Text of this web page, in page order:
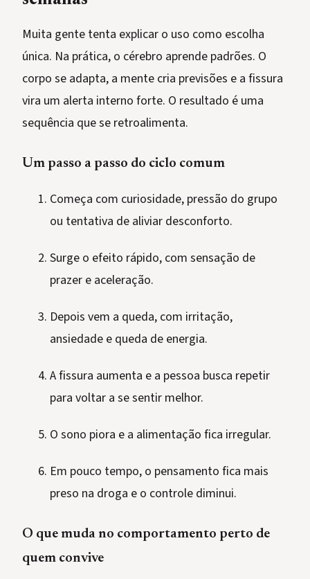
Muita gente tenta explicar o uso como escolha
única. Na prática, o cérebro aprende padrões. O
corpo se adapta, a mente cria previsões e a fissura
vira um alerta interno forte. O resultado é uma
sequência que se retroalimenta.
Um passo a passo do ciclo comum
Começa com curiosidade, pressão do grupo
ou tentativa de aliviar desconforto.
Surge o efeito rápido, com sensação de
prazer e aceleração.
Depois vem a queda, com irritação,
ansiedade e queda de energia.
A fissura aumenta e a pessoa busca repetir
para voltar a se sentir melhor.
O sono piora e a alimentação fica irregular.
Em pouco tempo, o pensamento fica mais
preso na droga e o controle diminui.
O que muda no comportamento perto de
quem convive